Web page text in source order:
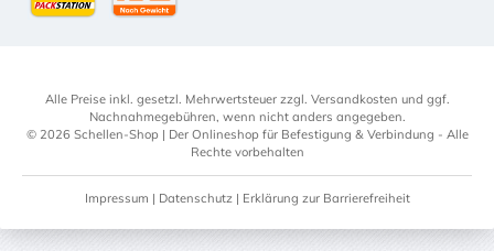
Alle Preise inkl. gesetzl. Mehrwertsteuer zzgl. Versandkosten und ggf.
Nachnahmegebühren, wenn nicht anders angegeben.
© 2026 Schellen-Shop | Der Onlineshop für Befestigung & Verbindung - Alle
Rechte vorbehalten
Impressum | Datenschutz| Erklärung zur Barrierefreiheit